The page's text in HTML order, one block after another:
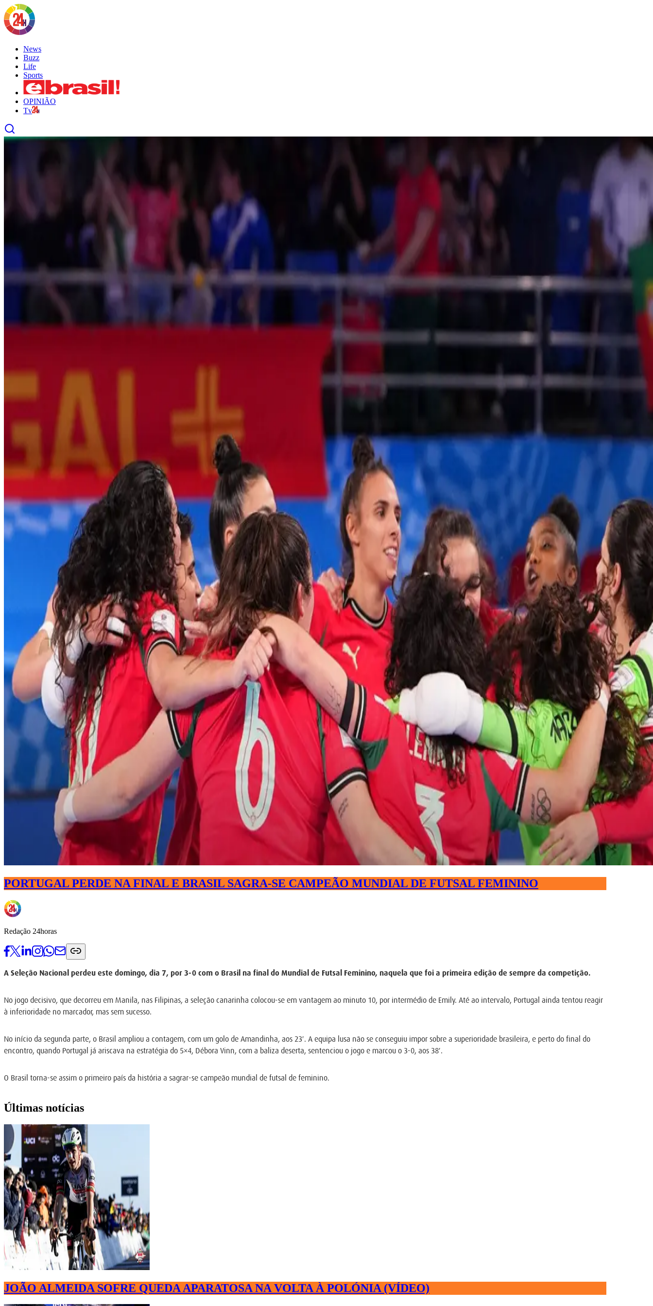
News
Buzz
Life
Sports
OPINIÃO
Tv
PORTUGAL PERDE NA FINAL E BRASIL SAGRA-SE CAMPEÃO MUNDIAL DE FUTSAL FEMININO
Redação 24horas
A Seleção Nacional perdeu este domingo, dia 7, por 3-0 com o Brasil na final do Mundial de Futsal Feminino, naquela que foi a primeira edição de sempre da competição.
No jogo decisivo, que decorreu em Manila, nas Filipinas, a seleção canarinha colocou-se em vantagem ao minuto 10, por intermédio de Emily. Até ao intervalo, Portugal ainda tentou reagir
à inferioridade no marcador, mas sem sucesso.
No início da segunda parte, o Brasil ampliou a contagem, com um golo de Amandinha, aos 23′. A equipa lusa não se conseguiu impor sobre a superioridade brasileira, e perto do final do
encontro, quando Portugal já ariscava na estratégia do 5×4, Débora Vinn, com a baliza deserta, sentenciou o jogo e marcou o 3-0, aos 38′.
O Brasil torna-se assim o primeiro país da história a sagrar-se campeão mundial de futsal de feminino.
Últimas notícias
JOÃO ALMEIDA SOFRE QUEDA APARATOSA NA VOLTA À POLÓNIA (VÍDEO)